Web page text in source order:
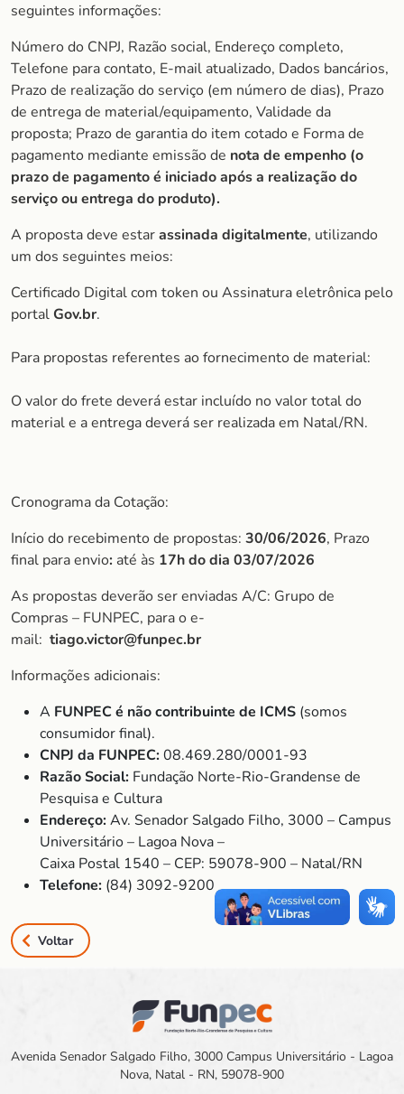
seguintes informações:
Número do CNPJ, Razão social, Endereço completo,
Telefone para contato, E-mail atualizado, Dados bancários,
Prazo de realização do serviço (em número de dias), Prazo
de entrega de material/equipamento, Validade da
proposta; Prazo de garantia do item cotado e Forma de
pagamento mediante emissão de nota de empenho (o
prazo de pagamento é iniciado após a realização do
serviço ou entrega do produto).
A proposta deve estarassinada digitalmente, utilizando
um dos seguintes meios:
Certificado Digital com token ou Assinatura eletrônica pelo
portalGov.br.
Para propostas referentes ao fornecimento de material:
O valor do frete deverá estar incluído no valor total do
material e a entrega deverá ser realizada em Natal/RN.
Cronograma da Cotação:
Início do recebimento de propostas: 30/06/2026, Prazo
final para envio: até às 17h do dia 03/07/2026
As propostas deverão ser enviadas A/C: Grupo de
Compras – FUNPEC, para o e-
mail: tiago.victor@funpec.br
Informações adicionais:
A FUNPEC é não contribuinte de ICMS (somos
consumidor final).
CNPJ da FUNPEC:08.469.280/0001-93
Razão Social: Fundação Norte-Rio-Grandense de
Pesquisa e Cultura
Endereço:Av. Senador Salgado Filho, 3000 – Campus
Universitário – Lagoa Nova –
Caixa Postal 1540 – CEP: 59078-900 – Natal/RN
Telefone: (84) 3092-9200
Voltar
Avenida Senador Salgado Filho, 3000 Campus Universitário - Lagoa
Nova, Natal - RN, 59078-900